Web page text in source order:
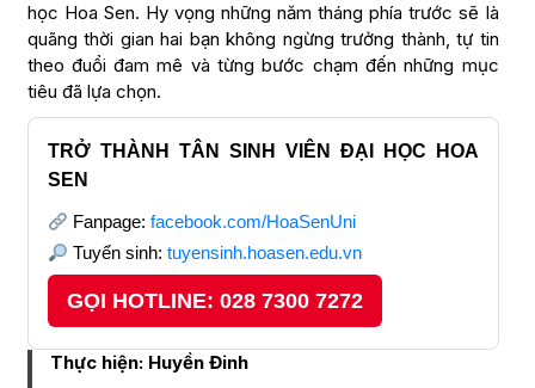
học Hoa Sen. Hy vọng những năm tháng phía trước sẽ là
quãng thời gian hai bạn không ngừng trưởng thành, tự tin
theo đuổi đam mê và từng bước chạm đến những mục
tiêu đã lựa chọn.
TRỞ THÀNH TÂN SINH VIÊN ĐẠI HỌC HOA
SEN
Fanpage: facebook.com/HoaSenUni
Tuyển sinh: tuyensinh.hoasen.edu.vn
GỌI HOTLINE: 028 7300 7272
Thực hiện: Huyền Đinh